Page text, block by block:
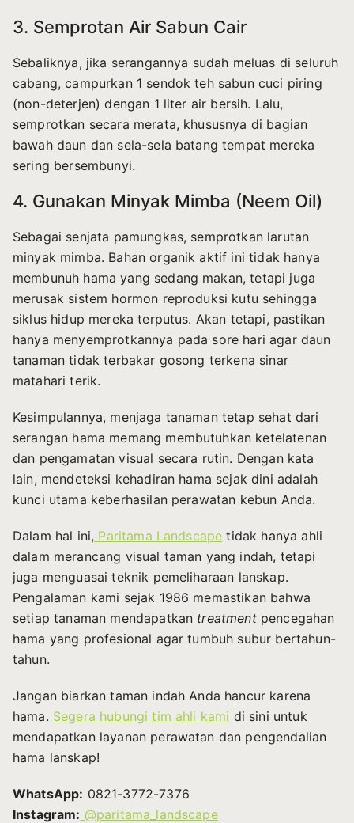
3. Semprotan Air Sabun Cair
Sebaliknya, jika serangannya sudah meluas di seluruh
cabang, campurkan 1 sendok teh sabun cuci piring
(non-deterjen) dengan 1 liter air bersih. Lalu,
semprotkan secara merata, khususnya di bagian
bawah daun dan sela-sela batang tempat mereka
sering bersembunyi.
4. Gunakan Minyak Mimba (Neem Oil)
Sebagai senjata pamungkas, semprotkan larutan
minyak mimba. Bahan organik aktif ini tidak hanya
membunuh hama yang sedang makan, tetapi juga
merusak sistem hormon reproduksi kutu sehingga
siklus hidup mereka terputus. Akan tetapi, pastikan
hanya menyemprotkannya pada sore hari agar daun
tanaman tidak terbakar gosong terkena sinar
matahari terik.
Kesimpulannya, menjaga tanaman tetap sehat dari
serangan hama memang membutuhkan ketelatenan
dan pengamatan visual secara rutin. Dengan kata
lain, mendeteksi kehadiran hama sejak dini adalah
kunci utama keberhasilan perawatan kebun Anda.
Dalam hal ini, Paritama Landscape tidak hanya ahli
dalam merancang visual taman yang indah, tetapi
juga menguasai teknik pemeliharaan lanskap.
Pengalaman kami sejak 1986 memastikan bahwa
setiap tanaman mendapatkan treatmentpencegahan
hama yang profesional agar tumbuh subur bertahun-
tahun.
Jangan biarkan taman indah Anda hancur karena
hama. Segera hubungi tim ahli kami di sini untuk
mendapatkan layanan perawatan dan pengendalian
hama lanskap!
WhatsApp: 0821-3772-7376
Instagram: @paritama_landscape